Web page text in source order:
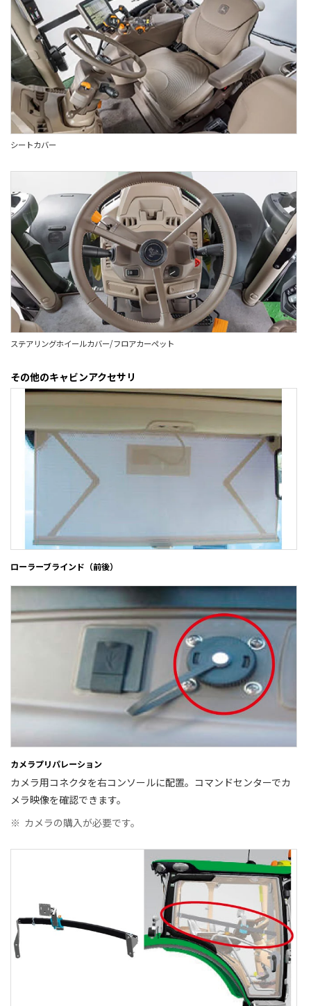
シートカバー
ステアリングホイールカバー/フロアカーペット
その他のキャビンアクセサリ
ローラーブラインド（前後）
カメラプリパレーション
カメラ用コネクタを右コンソールに配置。コマンドセンターでカ
メラ映像を確認できます。
※ カメラの購入が必要です。